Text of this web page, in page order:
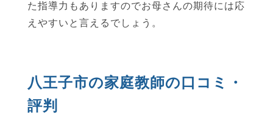
た指導力もありますのでお母さんの期待には応
えやすいと言えるでしょう。
八王子市の家庭教師の口コミ・
評判